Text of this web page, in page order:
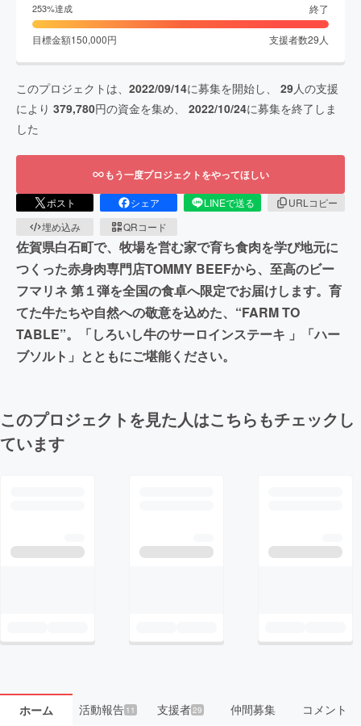
253%達成 終了
目標金額150,000円 支援者数29 人
このプロジェクトは、 2022/09/14に募集を開始し、 29人の支援
により 379,780円の資金を集め、 2022/10/24に募集を終了しま
した
もう一度プロジェクトをやってほしい
ポスト シェア LINEで送る
URLコピー
埋め込み
QRコード
佐賀県白石町で、牧場を営む家で育ち食肉を学び地元に
つくった赤身肉専門店TOMMY BEEFから、至高のビー
フマリネ 第１弾を全国の食卓へ限定でお届けします。育
てた牛たちや自然への敬意を込めた、“FARM TO
TABLE”。「しろいし牛のサーロインステーキ 」「ハー
ブソルト」とともにご堪能ください。
このプロジェクトを見た人はこちらもチェックし
ています
ホーム 活動報告11 支援者29 仲間募集 コメント